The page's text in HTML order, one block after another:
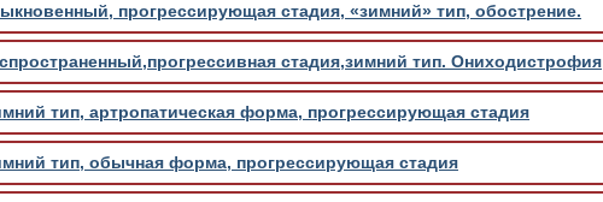
прогрессирующая стадия, «зимний» тип, обострение.
стадия,зимний тип. Ониходистрофия
тип, артропатическая форма, прогрессирующая стадия
тип, обычная форма, прогрессирующая стадия